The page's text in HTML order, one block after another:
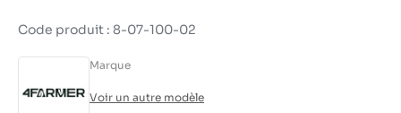
Code produit : 8-07-100-02
Marque
Voir un autre modèle